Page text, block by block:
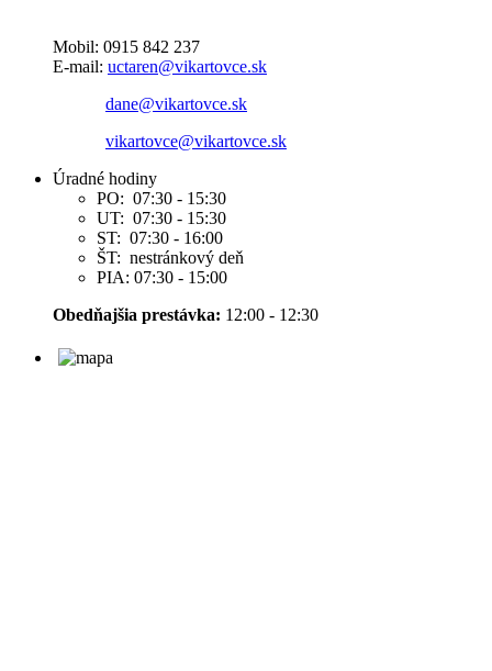
Mobil: 0915 842 237
E-mail: uctaren@vikartovce.sk
dane@vikartovce.sk
vikartovce@vikartovce.sk
Úradné hodiny
PO: 07:30 - 15:30
UT: 07:30 - 15:30
ST: 07:30 - 16:00
ŠT: nestránkový deň
PIA: 07:30 - 15:00
Obedňajšia prestávka: 12:00 - 12:30